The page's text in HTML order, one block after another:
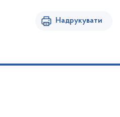
Надрукувати